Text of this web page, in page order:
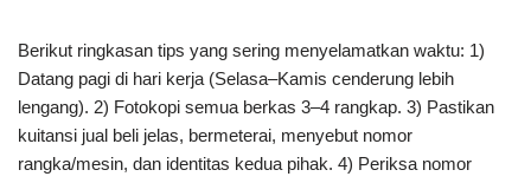
Berikut ringkasan tips yang sering menyelamatkan waktu: 1)
Datang pagi di hari kerja (Selasa–Kamis cenderung lebih
lengang). 2) Fotokopi semua berkas 3–4 rangkap. 3) Pastikan
kuitansi jual beli jelas, bermeterai, menyebut nomor
rangka/mesin, dan identitas kedua pihak. 4) Periksa nomor